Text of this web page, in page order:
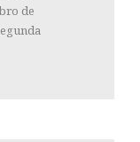
de